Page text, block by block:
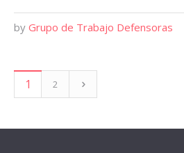
by Grupo de Trabajo Defensoras
1 2